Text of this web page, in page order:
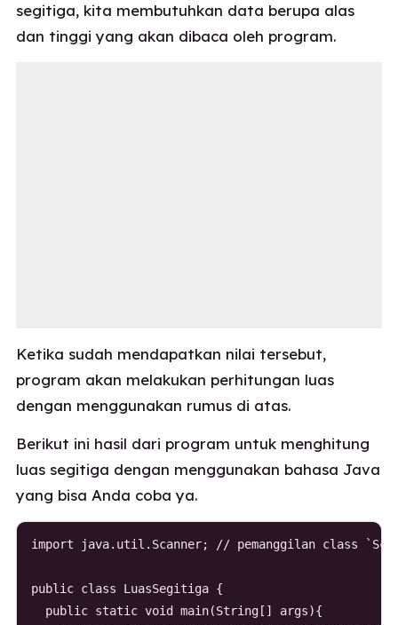
segitiga, kita membutuhkan data berupa alas
dan tinggi yang akan dibaca oleh program.
Ketika sudah mendapatkan nilai tersebut,
program akan melakukan perhitungan luas
dengan menggunakan rumus di atas.
Berikut ini hasil dari program untuk menghitung
luas segitiga dengan menggunakan bahasa Java
yang bisa Anda coba ya.
import java.util.Scanner; // pemanggilan class
public class LuasSegitiga {
  public static void main(String[] args){